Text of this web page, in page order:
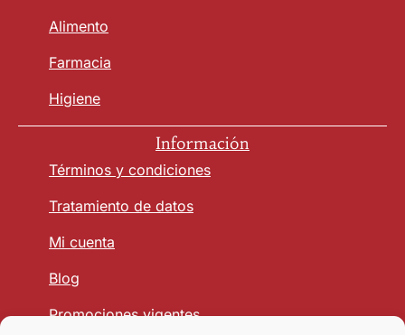
Alimento
Farmacia
Higiene
Información
Términos y condiciones
Tratamiento de datos
Mi cuenta
Blog
Promociones vigentes